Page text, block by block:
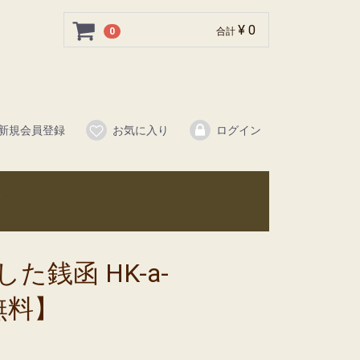
0 合計 ¥ 0
規会員登録 お気に入り ログイン
た銭函 HK-a-
】